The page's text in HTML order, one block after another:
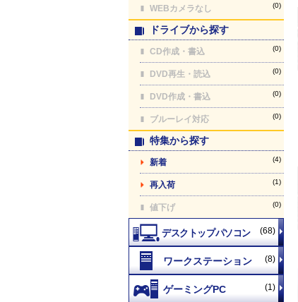
WEBカメラなし (0)
ドライブから探す
CD作成・書込 (0)
DVD再生・読込 (0)
DVD作成・書込 (0)
ブルーレイ対応 (0)
特集から探す
新着 (4)
再入荷 (1)
値下げ (0)
(68)
(8)
(1)